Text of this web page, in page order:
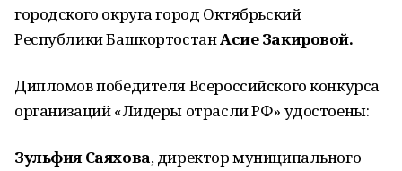
городского округа город Октябрьский
Республики БашкортостанАсие Закировой.
Дипломов победителя Всероссийского конкурса
организаций«Лидеры отрасли РФ» удостоены:
Зульфия Саяхова, директор муниципального